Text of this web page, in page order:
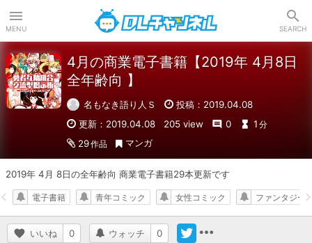
MENU SEARCH
4月の商業電子書籍【2019年 4月8日
全年齢向 】
名もなき語り人Ｓ
投稿：2019.04.08
更新：2019.04.08
205 view 0 1 分
29作品 マンガ
2019年 4月 8日の全年齢向 商業電子書籍29本更新です
いいね 0 ウォッチ 0
電子書籍 青年コミック 女性コミック ファンタジー